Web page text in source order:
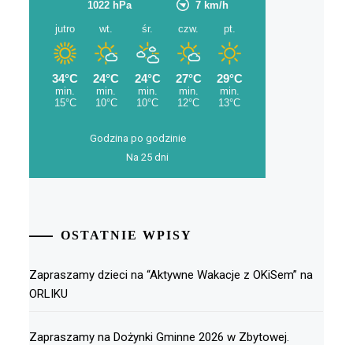
Godzina po godzinie
Na 25 dni
OSTATNIE WPISY
Zapraszamy dzieci na “Aktywne Wakacje z OKiSem” na
ORLIKU
Zapraszamy na Dożynki Gminne 2026 w Zbytowej.